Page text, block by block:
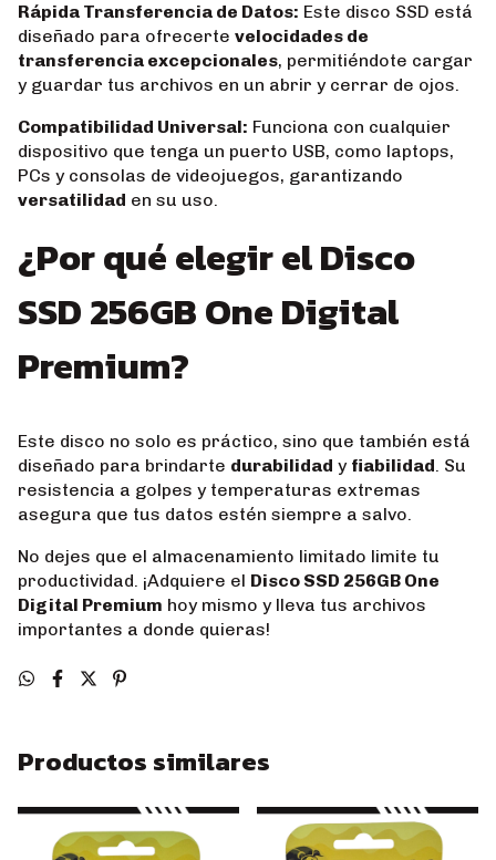
Rápida Transferencia de Datos: Este disco SSD está
diseñado para ofrecerte velocidades de
transferencia excepcionales, permitiéndote cargar
y guardar tus archivos en un abrir y cerrar de ojos.
Compatibilidad Universal: Funciona con cualquier
dispositivo que tenga un puerto USB, como laptops,
PCs y consolas de videojuegos, garantizando
versatilidad en su uso.
¿Por qué elegir el Disco
SSD 256GB One Digital
Premium?
Este disco no solo es práctico, sino que también está
diseñado para brindarte durabilidad y fiabilidad. Su
resistencia a golpes y temperaturas extremas
asegura que tus datos estén siempre a salvo.
No dejes que el almacenamiento limitado limite tu
productividad. ¡Adquiere el Disco SSD 256GB One
Digital Premium hoy mismo y lleva tus archivos
importantes a donde quieras!
Productos similares